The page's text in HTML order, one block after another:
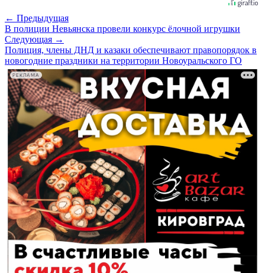
← Предыдущая
В полиции Невьянска провели конкурс ёлочной игрушки
Следующая →
Полиция, члены ДНД и казаки обеспечивают правопорядок в
новогодние праздники на территории Новоуральского ГО
РЕКЛАМА